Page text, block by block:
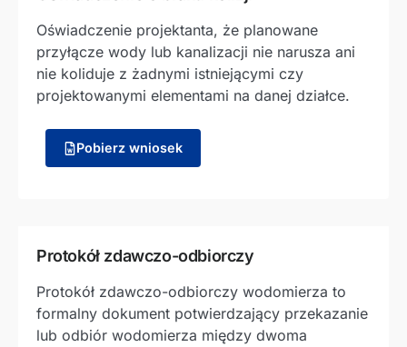
Oświadczenie projektanta, że planowane
przyłącze wody lub kanalizacji nie narusza ani
nie koliduje z żadnymi istniejącymi czy
projektowanymi elementami na danej działce.
Pobierz wniosek
Protokół zdawczo-odbiorczy
Protokół zdawczo-odbiorczy wodomierza to
formalny dokument potwierdzający przekazanie
lub odbiór wodomierza między dwoma